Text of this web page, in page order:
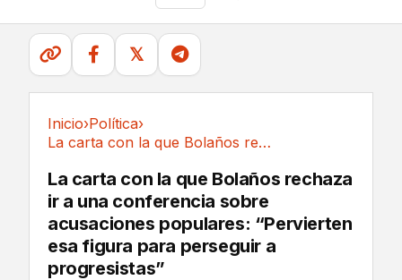
𝕏
Inicio›Política›
La carta con la que Bolaños rechaza ir a una...
La carta con la que Bolaños rechaza
ir a una conferencia sobre
acusaciones populares: “Pervierten
esa figura para perseguir a
progresistas”